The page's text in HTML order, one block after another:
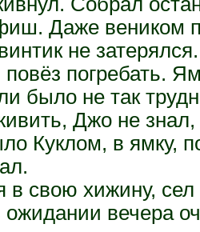
Даже веником
не
повёз погребать.
было не так
Джо не
Куклом, в ямку,
в свою хижину,
вечера